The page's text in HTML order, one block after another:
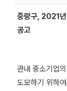
중랑구, 2021년
공고
관내 중소기업
도모하기 위하